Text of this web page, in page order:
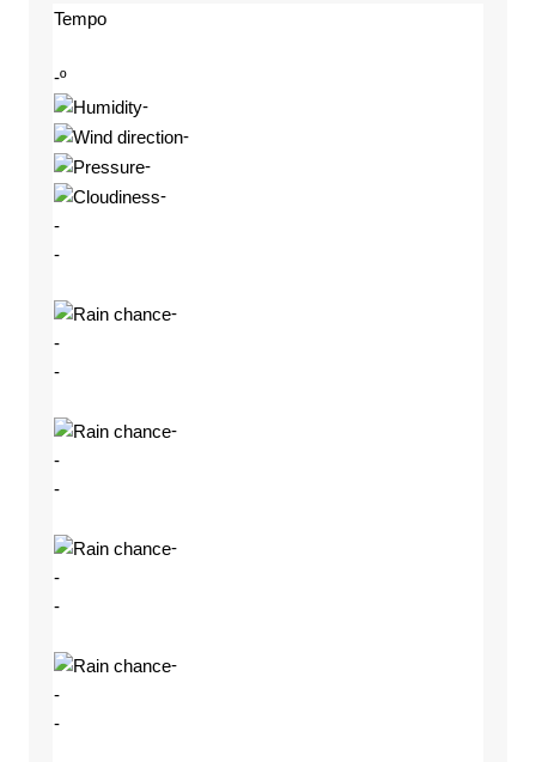
Tempo
-º
-
-
-
-
-
-
-
-
-
-
-
-
-
-
-
-
-
-